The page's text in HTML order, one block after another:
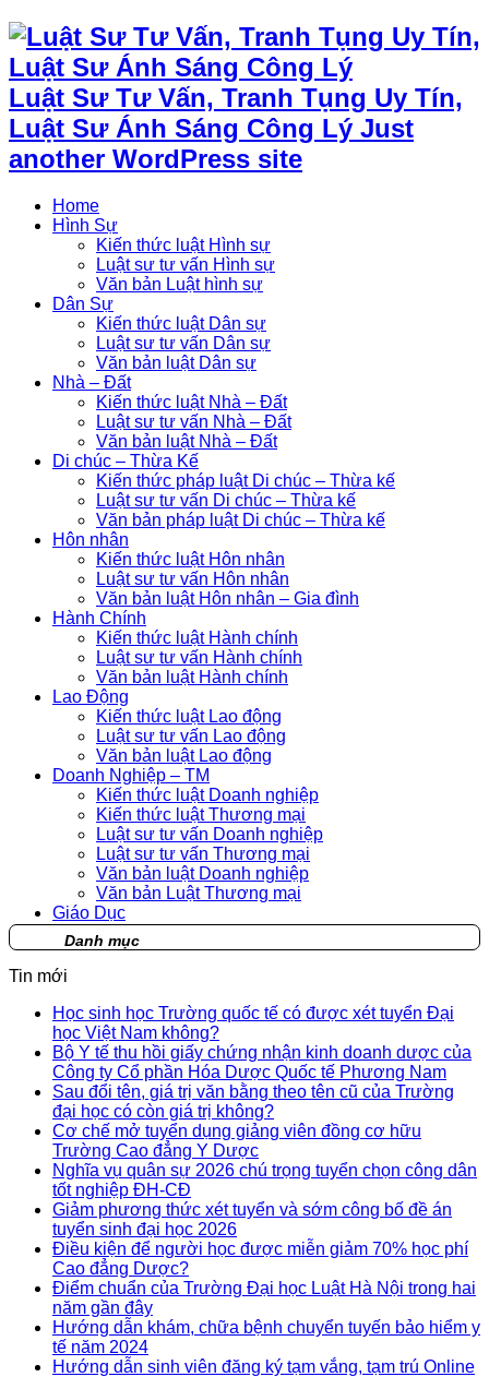
Luật Sư Tư Vấn, Tranh Tụng Uy Tín,
Luật Sư Ánh Sáng Công Lý Just
another WordPress site
Home
Hình Sự
Kiến thức luật Hình sự
Luật sư tư vấn Hình sự
Văn bản Luật hình sự
Dân Sự
Kiến thức luật Dân sự
Luật sư tư vấn Dân sự
Văn bản luật Dân sự
Nhà – Đất
Kiến thức luật Nhà – Đất
Luật sư tư vấn Nhà – Đất
Văn bản luật Nhà – Đất
Di chúc – Thừa Kế
Kiến thức pháp luật Di chúc – Thừa kế
Luật sư tư vấn Di chúc – Thừa kế
Văn bản pháp luật Di chúc – Thừa kế
Hôn nhân
Kiến thức luật Hôn nhân
Luật sư tư vấn Hôn nhân
Văn bản luật Hôn nhân – Gia đình
Hành Chính
Kiến thức luật Hành chính
Luật sư tư vấn Hành chính
Văn bản luật Hành chính
Lao Động
Kiến thức luật Lao động
Luật sư tư vấn Lao động
Văn bản luật Lao động
Doanh Nghiệp – TM
Kiến thức luật Doanh nghiệp
Kiến thức luật Thương mại
Luật sư tư vấn Doanh nghiệp
Luật sư tư vấn Thương mại
Văn bản luật Doanh nghiệp
Văn bản Luật Thương mại
Giáo Dục
Danh mục
Tin mới
Học sinh học Trường quốc tế có được xét tuyển Đại
học Việt Nam không?
Bộ Y tế thu hồi giấy chứng nhận kinh doanh dược của
Công ty Cổ phần Hóa Dược Quốc tế Phương Nam
Sau đổi tên, giá trị văn bằng theo tên cũ của Trường
đại học có còn giá trị không?
Cơ chế mở tuyển dụng giảng viên đồng cơ hữu
Trường Cao đẳng Y Dược
Nghĩa vụ quân sự 2026 chú trọng tuyển chọn công dân
tốt nghiệp ĐH-CĐ
Giảm phương thức xét tuyển và sớm công bố đề án
tuyển sinh đại học 2026
Điều kiện để người học được miễn giảm 70% học phí
Cao đẳng Dược?
Điểm chuẩn của Trường Đại học Luật Hà Nội trong hai
năm gần đây
Hướng dẫn khám, chữa bệnh chuyển tuyến bảo hiểm y
tế năm 2024
Hướng dẫn sinh viên đăng ký tạm vắng, tạm trú Online